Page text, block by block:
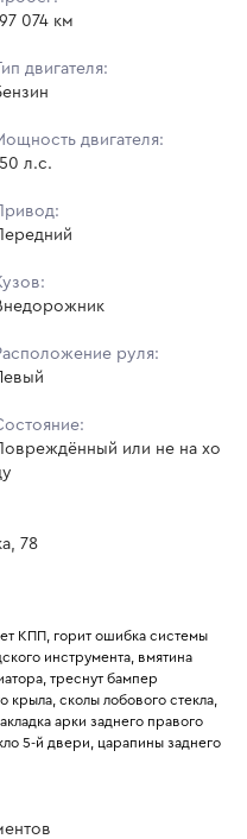
074 км
Тип двигателя:
двигателя:
л.с.
Привод:
Передний
руля:
Повреждённый или не на хо
78
КПП, горит ошибка системы
инструмента, вмятина
треснут бампер
сколы лобового стекла,
арки заднего правого
5-й двери, царапины заднего